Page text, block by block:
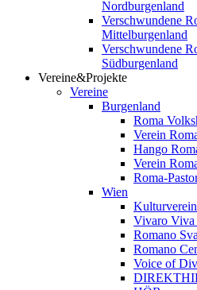
Nordburgenland
Verschwundene
Mittelburgenland
Verschwundene
Südburgenland
Vereine&Projekte
Vereine
Burgenland
Roma
Verein
Hango
Verein
Roma-
Wien
Vivaro Viva
Romano
Romano
Voice of